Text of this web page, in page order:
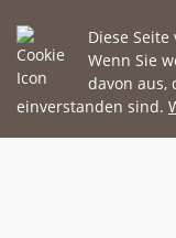
Diese Seite
Wenn Sie
davon aus,
einverstanden sind.